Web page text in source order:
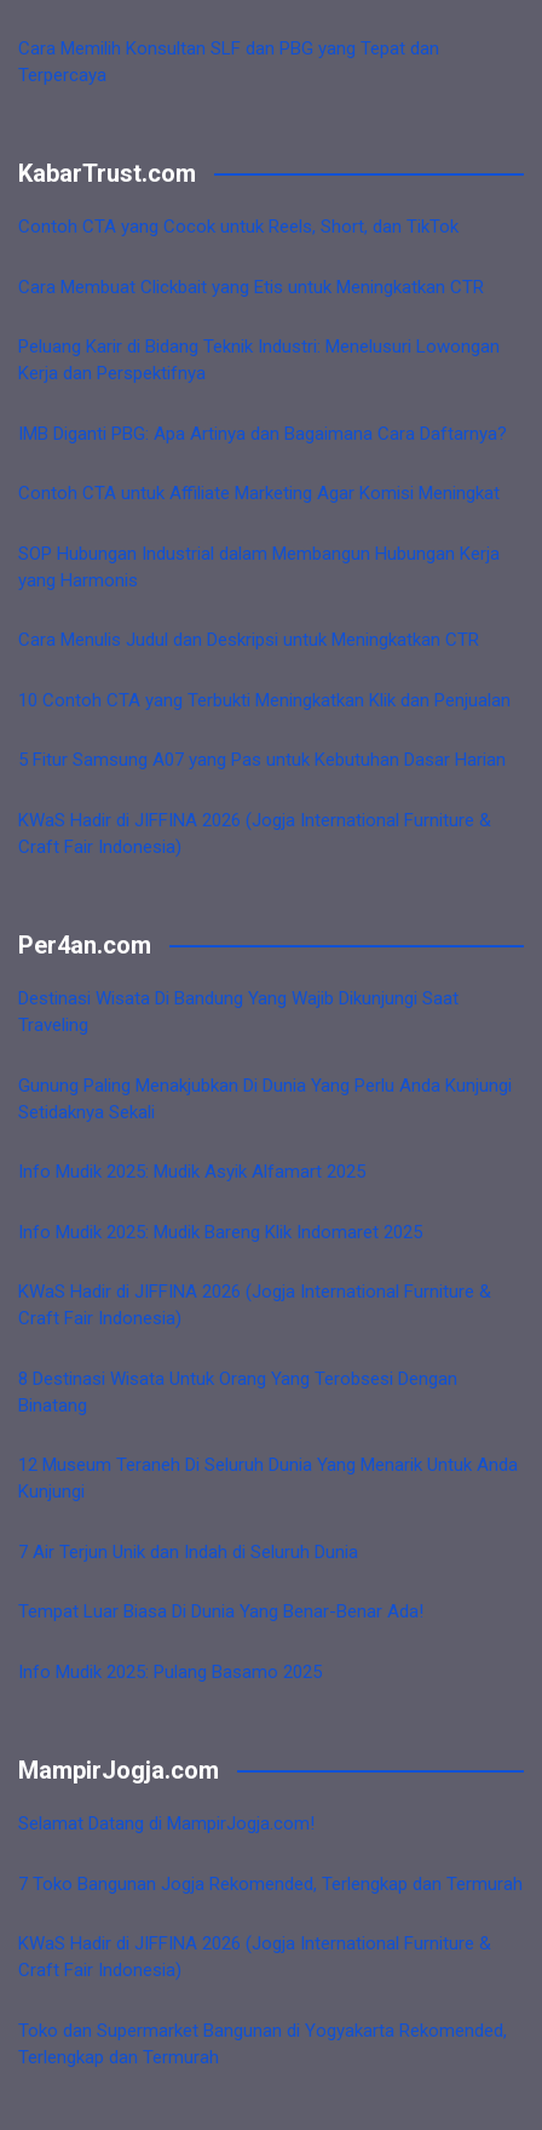
Cara Memilih Konsultan SLF dan PBG yang Tepat dan
Terpercaya
KabarTrust.com
Contoh CTA yang Cocok untuk Reels, Short, dan TikTok
Cara Membuat Clickbait yang Etis untuk Meningkatkan CTR
Peluang Karir di Bidang Teknik Industri: Menelusuri Lowongan
Kerja dan Perspektifnya
IMB Diganti PBG: Apa Artinya dan Bagaimana Cara Daftarnya?
Contoh CTA untuk Affiliate Marketing Agar Komisi Meningkat
SOP Hubungan Industrial dalam Membangun Hubungan Kerja
yang Harmonis
Cara Menulis Judul dan Deskripsi untuk Meningkatkan CTR
10 Contoh CTA yang Terbukti Meningkatkan Klik dan Penjualan
5 Fitur Samsung A07 yang Pas untuk Kebutuhan Dasar Harian
KWaS Hadir di JIFFINA 2026 (Jogja International Furniture &
Craft Fair Indonesia)
Per4an.com
Destinasi Wisata Di Bandung Yang Wajib Dikunjungi Saat
Traveling
Gunung Paling Menakjubkan Di Dunia Yang Perlu Anda Kunjungi
Setidaknya Sekali
Info Mudik 2025: Mudik Asyik Alfamart 2025
Info Mudik 2025: Mudik Bareng Klik Indomaret 2025
KWaS Hadir di JIFFINA 2026 (Jogja International Furniture &
Craft Fair Indonesia)
8 Destinasi Wisata Untuk Orang Yang Terobsesi Dengan
Binatang
12 Museum Teraneh Di Seluruh Dunia Yang Menarik Untuk Anda
Kunjungi
7 Air Terjun Unik dan Indah di Seluruh Dunia
Tempat Luar Biasa Di Dunia Yang Benar-Benar Ada!
Info Mudik 2025: Pulang Basamo 2025
MampirJogja.com
Selamat Datang di MampirJogja.com!
7 Toko Bangunan Jogja Rekomended, Terlengkap dan Termurah
KWaS Hadir di JIFFINA 2026 (Jogja International Furniture &
Craft Fair Indonesia)
Toko dan Supermarket Bangunan di Yogyakarta Rekomended,
Terlengkap dan Termurah